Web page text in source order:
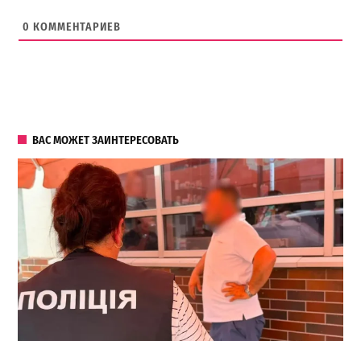
0 КОММЕНТАРИЕВ
ВАС МОЖЕТ ЗАИНТЕРЕСОВАТЬ